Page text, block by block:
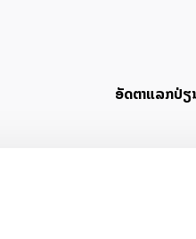
ອັດ​ຕາ​ແລກ​ປ່ຽ